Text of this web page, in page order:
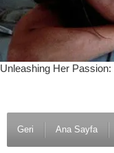
Geri Ana Sayfa